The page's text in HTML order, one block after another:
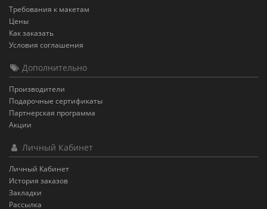
Требования к макетам
Цены
Как заказать
Условия соглашения
Дополнительно
Производители
Подарочные сертификаты
Партнерская программа
Акции
Личный Кабинет
Личный Кабинет
История заказов
Закладки
Рассылка